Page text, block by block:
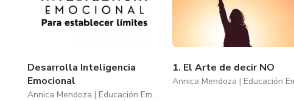
Desarrolla Inteligencia
Emocional
Annica Mendoza | Educación Emocional
1. El Arte de decir NO